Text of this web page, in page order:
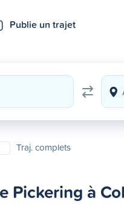
Publie un trajet
Traj. complets
Pickering à